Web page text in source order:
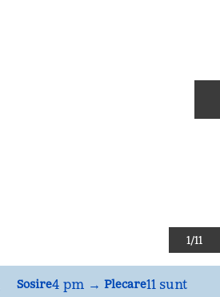
1/11
Sosire4 pm → Plecare11 sunt